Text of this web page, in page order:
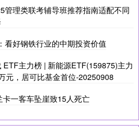
管理类联考辅导班推荐指南适配不同
看好钢铁行业的中期投资价值
主力榜 | 新能源ETF(159875)主力
元，居可比基金首位-20250908
一客车坠崖致15人死亡